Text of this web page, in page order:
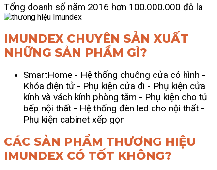
Tổng doanh số năm 2016 hơn 100.000.000 đô la
IMUNDEX CHUYÊN SẢN XUẤT
NHỮNG SẢN PHẨM GÌ?
SmartHome - Hệ thống chuông cửa có hình -
Khóa điện tử - Phụ kiện cửa đi - Phụ kiện cửa
kính và vách kính phòng tắm - Phụ kiện cho tủ
bếp nội thất - Hệ thống đèn led cho nội thất -
Phụ kiện cabinet xếp gọn
CÁC SẢN PHẨM THƯƠNG HIỆU
IMUNDEX CÓ TỐT KHÔNG?